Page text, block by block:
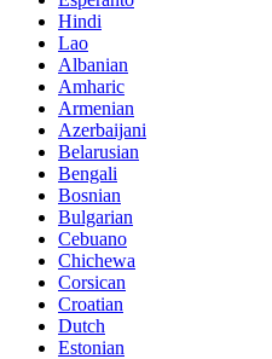
Hindi
Lao
Albanian
Amharic
Armenian
Azerbaijani
Belarusian
Bengali
Bosnian
Bulgarian
Cebuano
Chichewa
Corsican
Croatian
Dutch
Estonian